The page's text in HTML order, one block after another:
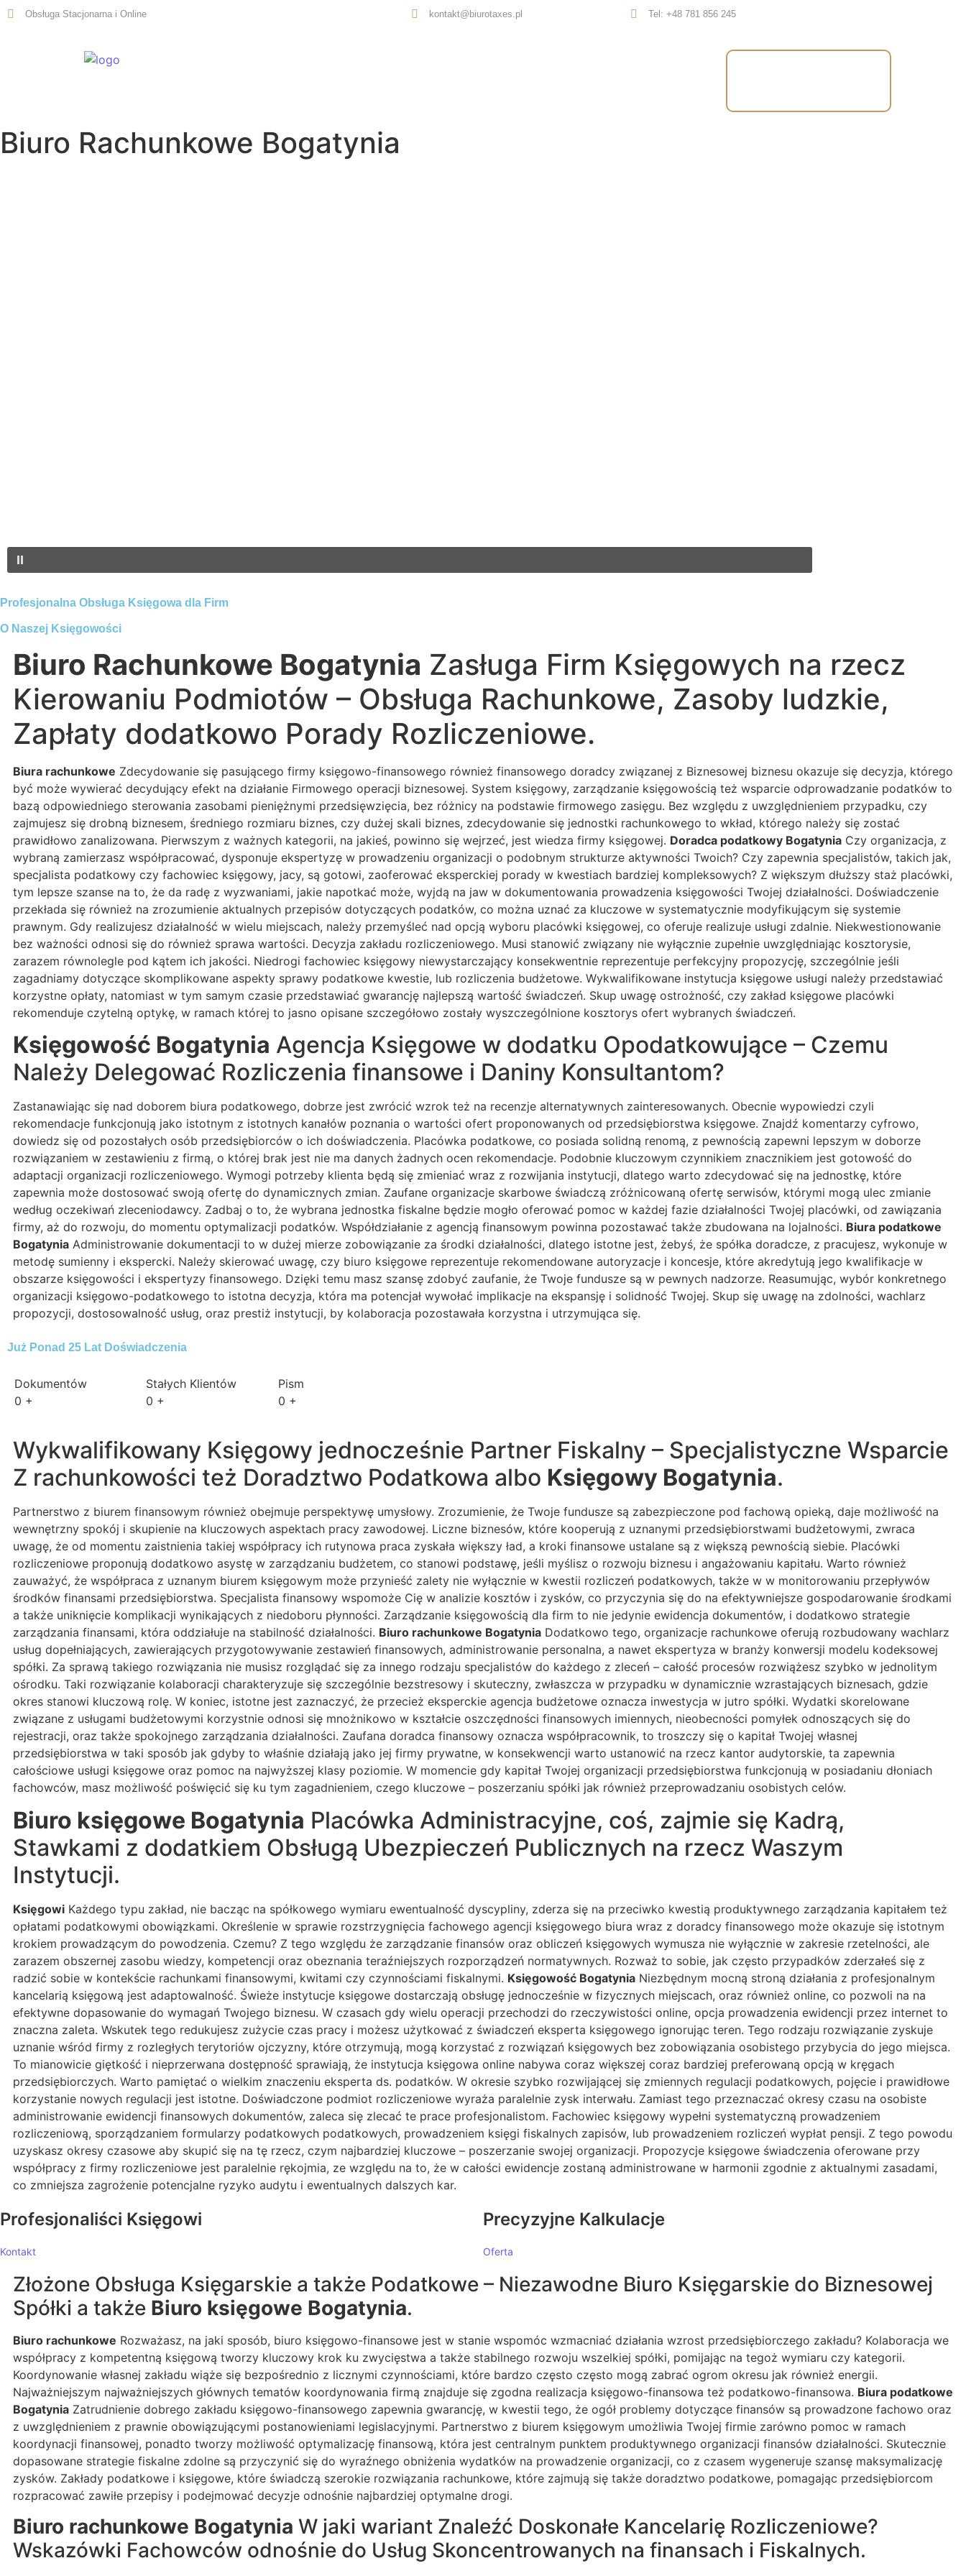
Obsługa Stacjonarna i Online kontakt@biurotaxes.pl Tel: +48 781 856 245
Biuro Rachunkowe Bogatynia
Profesjonalna Obsługa Księgowa dla Firm
O Naszej Księgowości
Biuro Rachunkowe Bogatynia Zasługa Firm Księgowych na rzecz
Kierowaniu Podmiotów – Obsługa Rachunkowe, Zasoby ludzkie,
Zapłaty dodatkowo Porady Rozliczeniowe.
Biura rachunkowe Zdecydowanie się pasującego firmy księgowo-finansowego również finansowego doradcy związanej z Biznesowej biznesu okazuje się decyzja, którego
być może wywierać decydujący efekt na działanie Firmowego operacji biznesowej. System księgowy, zarządzanie księgowością też wsparcie odprowadzanie podatków to
bazą odpowiedniego sterowania zasobami pieniężnymi przedsięwzięcia, bez różnicy na podstawie firmowego zasięgu. Bez względu z uwzględnieniem przypadku, czy
zajmujesz się drobną biznesem, średniego rozmiaru biznes, czy dużej skali biznes, zdecydowanie się jednostki rachunkowego to wkład, którego należy się zostać
prawidłowo zanalizowana. Pierwszym z ważnych kategorii, na jakieś, powinno się wejrzeć, jest wiedza firmy księgowej. Doradca podatkowy Bogatynia Czy organizacja, z
wybraną zamierzasz współpracować, dysponuje ekspertyzę w prowadzeniu organizacji o podobnym strukturze aktywności Twoich? Czy zapewnia specjalistów, takich jak,
specjalista podatkowy czy fachowiec księgowy, jacy, są gotowi, zaoferować eksperckiej porady w kwestiach bardziej kompleksowych? Z większym dłuższy staż placówki,
tym lepsze szanse na to, że da radę z wyzwaniami, jakie napotkać może, wyjdą na jaw w dokumentowania prowadzenia księgowości Twojej działalności. Doświadczenie
przekłada się również na zrozumienie aktualnych przepisów dotyczących podatków, co można uznać za kluczowe w systematycznie modyfikującym się systemie
prawnym. Gdy realizujesz działalność w wielu miejscach, należy przemyśleć nad opcją wyboru placówki księgowej, co oferuje realizuje usługi zdalnie. Niekwestionowanie
bez ważności odnosi się do również sprawa wartości. Decyzja zakładu rozliczeniowego. Musi stanowić związany nie wyłącznie zupełnie uwzględniając kosztorysie,
zarazem równolegle pod kątem ich jakości. Niedrogi fachowiec księgowy niewystarczający konsekwentnie reprezentuje perfekcyjny propozycję, szczególnie jeśli
zagadniamy dotyczące skomplikowane aspekty sprawy podatkowe kwestie, lub rozliczenia budżetowe. Wykwalifikowane instytucja księgowe usługi należy przedstawiać
korzystne opłaty, natomiast w tym samym czasie przedstawiać gwarancję najlepszą wartość świadczeń. Skup uwagę ostrożność, czy zakład księgowe placówki
rekomenduje czytelną optykę, w ramach której to jasno opisane szczegółowo zostały wyszczególnione kosztorys ofert wybranych świadczeń.
Księgowość Bogatynia Agencja Księgowe w dodatku Opodatkowujące – Czemu
Należy Delegować Rozliczenia finansowe i Daniny Konsultantom?
Zastanawiając się nad doborem biura podatkowego, dobrze jest zwrócić wzrok też na recenzje alternatywnych zainteresowanych. Obecnie wypowiedzi czyli
rekomendacje funkcjonują jako istotnym z istotnych kanałów poznania o wartości ofert proponowanych od przedsiębiorstwa księgowe. Znajdź komentarzy cyfrowo,
dowiedz się od pozostałych osób przedsiębiorców o ich doświadczenia. Placówka podatkowe, co posiada solidną renomą, z pewnością zapewni lepszym w doborze
rozwiązaniem w zestawieniu z firmą, o której brak jest nie ma danych żadnych ocen rekomendacje. Podobnie kluczowym czynnikiem znacznikiem jest gotowość do
adaptacji organizacji rozliczeniowego. Wymogi potrzeby klienta będą się zmieniać wraz z rozwijania instytucji, dlatego warto zdecydować się na jednostkę, które
zapewnia może dostosować swoją ofertę do dynamicznych zmian. Zaufane organizacje skarbowe świadczą zróżnicowaną ofertę serwisów, którymi mogą ulec zmianie
według oczekiwań zleceniodawcy. Zadbaj o to, że wybrana jednostka fiskalne będzie mogło oferować pomoc w każdej fazie działalności Twojej placówki, od zawiązania
firmy, aż do rozwoju, do momentu optymalizacji podatków. Współdziałanie z agencją finansowym powinna pozostawać także zbudowana na lojalności. Biura podatkowe
Bogatynia Administrowanie dokumentacji to w dużej mierze zobowiązanie za środki działalności, dlatego istotne jest, żebyś, że spółka doradcze, z pracujesz, wykonuje w
metodę sumienny i ekspercki. Należy skierować uwagę, czy biuro księgowe reprezentuje rekomendowane autoryzacje i koncesje, które akredytują jego kwalifikacje w
obszarze księgowości i ekspertyzy finansowego. Dzięki temu masz szansę zdobyć zaufanie, że Twoje fundusze są w pewnych nadzorze. Reasumując, wybór konkretnego
organizacji księgowo-podatkowego to istotna decyzja, która ma potencjał wywołać implikacje na ekspansję i solidność Twojej. Skup się uwagę na zdolności, wachlarz
propozycji, dostosowalność usług, oraz prestiż instytucji, by kolaboracja pozostawała korzystna i utrzymująca się.
Już Ponad 25 Lat Doświadczenia
Dokumentów
0 +
Stałych Klientów
0 +
Pism
0 +
Wykwalifikowany Księgowy jednocześnie Partner Fiskalny – Specjalistyczne Wsparcie
Z rachunkowości też Doradztwo Podatkowa albo Księgowy Bogatynia.
Partnerstwo z biurem finansowym również obejmuje perspektywę umysłowy. Zrozumienie, że Twoje fundusze są zabezpieczone pod fachową opieką, daje możliwość na
wewnętrzny spokój i skupienie na kluczowych aspektach pracy zawodowej. Liczne biznesów, które kooperują z uznanymi przedsiębiorstwami budżetowymi, zwraca
uwagę, że od momentu zaistnienia takiej współpracy ich rutynowa praca zyskała większy ład, a kroki finansowe ustalane są z większą pewnością siebie. Placówki
rozliczeniowe proponują dodatkowo asystę w zarządzaniu budżetem, co stanowi podstawę, jeśli myślisz o rozwoju biznesu i angażowaniu kapitału. Warto również
zauważyć, że współpraca z uznanym biurem księgowym może przynieść zalety nie wyłącznie w kwestii rozliczeń podatkowych, także w w monitorowaniu przepływów
środków finansami przedsiębiorstwa. Specjalista finansowy wspomoże Cię w analizie kosztów i zysków, co przyczynia się do na efektywniejsze gospodarowanie środkami
a także uniknięcie komplikacji wynikających z niedoboru płynności. Zarządzanie księgowością dla firm to nie jedynie ewidencja dokumentów, i dodatkowo strategie
zarządzania finansami, która oddziałuje na stabilność działalności. Biuro rachunkowe Bogatynia Dodatkowo tego, organizacje rachunkowe oferują rozbudowany wachlarz
usług dopełniających, zawierających przygotowywanie zestawień finansowych, administrowanie personalna, a nawet ekspertyza w branży konwersji modelu kodeksowej
spółki. Za sprawą takiego rozwiązania nie musisz rozglądać się za innego rodzaju specjalistów do każdego z zleceń – całość procesów rozwiążesz szybko w jednolitym
ośrodku. Taki rozwiązanie kolaboracji charakteryzuje się szczególnie bezstresowy i skuteczny, zwłaszcza w przypadku w dynamicznie wzrastających biznesach, gdzie
okres stanowi kluczową rolę. W koniec, istotne jest zaznaczyć, że przecież eksperckie agencja budżetowe oznacza inwestycja w jutro spółki. Wydatki skorelowane
związane z usługami budżetowymi korzystnie odnosi się mnożnikowo w kształcie oszczędności finansowych imiennych, nieobecności pomyłek odnoszących się do
rejestracji, oraz także spokojnego zarządzania działalności. Zaufana doradca finansowy oznacza współpracownik, to troszczy się o kapitał Twojej własnej
przedsiębiorstwa w taki sposób jak gdyby to właśnie działają jako jej firmy prywatne, w konsekwencji warto ustanowić na rzecz kantor audytorskie, ta zapewnia
całościowe usługi księgowe oraz pomoc na najwyższej klasy poziomie. W momencie gdy kapitał Twojej organizacji przedsiębiorstwa funkcjonują w posiadaniu dłoniach
fachowców, masz możliwość poświęcić się ku tym zagadnieniem, czego kluczowe – poszerzaniu spółki jak również przeprowadzaniu osobistych celów.
Biuro księgowe Bogatynia Placówka Administracyjne, coś, zajmie się Kadrą,
Stawkami z dodatkiem Obsługą Ubezpieczeń Publicznych na rzecz Waszym
Instytucji.
Księgowi Każdego typu zakład, nie bacząc na spółkowego wymiaru ewentualność dyscypliny, zderza się na przeciwko kwestią produktywnego zarządzania kapitałem też
opłatami podatkowymi obowiązkami. Określenie w sprawie rozstrzygnięcia fachowego agencji księgowego biura wraz z doradcy finansowego może okazuje się istotnym
krokiem prowadzącym do powodzenia. Czemu? Z tego względu że zarządzanie finansów oraz obliczeń księgowych wymusza nie wyłącznie w zakresie rzetelności, ale
zarazem obszernej zasobu wiedzy, kompetencji oraz obeznania teraźniejszych rozporządzeń normatywnych. Rozważ to sobie, jak często przypadków zderzałeś się z
radzić sobie w kontekście rachunkami finansowymi, kwitami czy czynnościami fiskalnymi. Księgowość Bogatynia Niezbędnym mocną stroną działania z profesjonalnym
kancelarią księgową jest adaptowalność. Świeże instytucje księgowe dostarczają obsługę jednocześnie w fizycznych miejscach, oraz również online, co pozwoli na na
efektywne dopasowanie do wymagań Twojego biznesu. W czasach gdy wielu operacji przechodzi do rzeczywistości online, opcja prowadzenia ewidencji przez internet to
znaczna zaleta. Wskutek tego redukujesz zużycie czas pracy i możesz użytkować z świadczeń eksperta księgowego ignorując teren. Tego rodzaju rozwiązanie zyskuje
uznanie wśród firmy z rozległych terytoriów ojczyzny, które otrzymują, mogą korzystać z rozwiązań księgowych bez zobowiązania osobistego przybycia do jego miejsca.
To mianowicie giętkość i nieprzerwana dostępność sprawiają, że instytucja księgowa online nabywa coraz większej coraz bardziej preferowaną opcją w kręgach
przedsiębiorczych. Warto pamiętać o wielkim znaczeniu eksperta ds. podatków. W okresie szybko rozwijającej się zmiennych regulacji podatkowych, pojęcie i prawidłowe
korzystanie nowych regulacji jest istotne. Doświadczone podmiot rozliczeniowe wyraża paralelnie zysk interwału. Zamiast tego przeznaczać okresy czasu na osobiste
administrowanie ewidencji finansowych dokumentów, zaleca się zlecać te prace profesjonalistom. Fachowiec księgowy wypełni systematyczną prowadzeniem
rozliczeniową, sporządzaniem formularzy podatkowych podatkowych, prowadzeniem księgi fiskalnych zapisów, lub prowadzeniem rozliczeń wypłat pensji. Z tego powodu
uzyskasz okresy czasowe aby skupić się na tę rzecz, czym najbardziej kluczowe – poszerzanie swojej organizacji. Propozycje księgowe świadczenia oferowane przy
współpracy z firmy rozliczeniowe jest paralelnie rękojmia, ze względu na to, że w całości ewidencje zostaną administrowane w harmonii zgodnie z aktualnymi zasadami,
co zmniejsza zagrożenie potencjalne ryzyko audytu i ewentualnych dalszych kar.
Profesjonaliści Księgowi
Kontakt
Precyzyjne Kalkulacje
Oferta
Złożone Obsługa Księgarskie a także Podatkowe – Niezawodne Biuro Księgarskie do Biznesowej
Spółki a także Biuro księgowe Bogatynia.
Biuro rachunkowe Rozważasz, na jaki sposób, biuro księgowo-finansowe jest w stanie wspomóc wzmacniać działania wzrost przedsiębiorczego zakładu? Kolaboracja we
współpracy z kompetentną księgową tworzy kluczowy krok ku zwycięstwa a także stabilnego rozwoju wszelkiej spółki, pomijając na tegoż wymiaru czy kategorii.
Koordynowanie własnej zakładu wiąże się bezpośrednio z licznymi czynnościami, które bardzo często często mogą zabrać ogrom okresu jak również energii.
Najważniejszym najważniejszych głównych tematów koordynowania firmą znajduje się zgodna realizacja księgowo-finansowa też podatkowo-finansowa. Biura podatkowe
Bogatynia Zatrudnienie dobrego zakładu księgowo-finansowego zapewnia gwarancję, w kwestii tego, że ogół problemy dotyczące finansów są prowadzone fachowo oraz
z uwzględnieniem z prawnie obowiązującymi postanowieniami legislacyjnymi. Partnerstwo z biurem księgowym umożliwia Twojej firmie zarówno pomoc w ramach
koordynacji finansowej, ponadto tworzy możliwość optymalizację finansową, która jest centralnym punktem produktywnego organizacji finansów działalności. Skutecznie
dopasowane strategie fiskalne zdolne są przyczynić się do wyraźnego obniżenia wydatków na prowadzenie organizacji, co z czasem wygeneruje szansę maksymalizację
zysków. Zakłady podatkowe i księgowe, które świadczą szerokie rozwiązania rachunkowe, które zajmują się także doradztwo podatkowe, pomagając przedsiębiorcom
rozpracować zawiłe przepisy i podejmować decyzje odnośnie najbardziej optymalne drogi.
Biuro rachunkowe Bogatynia W jaki wariant Znaleźć Doskonałe Kancelarię Rozliczeniowe?
Wskazówki Fachowców odnośnie do Usług Skoncentrowanych na finansach i Fiskalnych.